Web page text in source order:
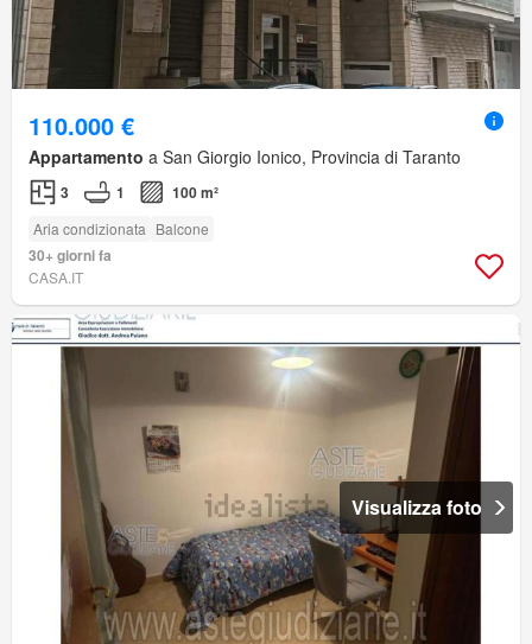
110.000 €
Appartamento a San Giorgio Ionico, Provincia di Taranto
3 1 100 m²
Aria condizionata Balcone
30+ giorni fa
CASA.IT
Visualizza foto